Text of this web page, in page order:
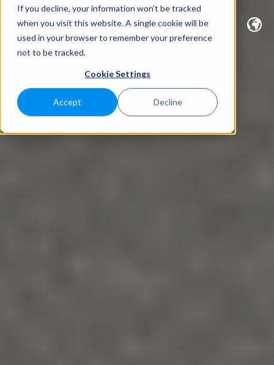
If you decline, your information won’t be tracked
when you visit this website. A single cookie will be
used in your browser to remember your preference
not to be tracked.
Cookie Settings
Accept Decline